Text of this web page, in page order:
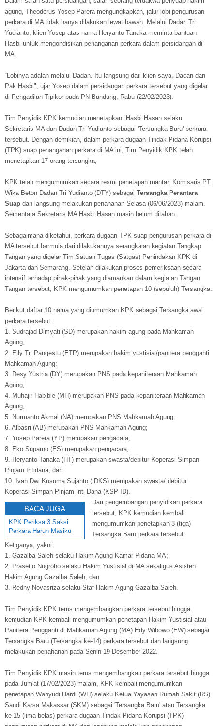
agung, Theodorus Yosep Parera mengungkapkan, jalur lobi pengurusan
perkara di MA tidak hanya dilakukan lewat bawah. Melalui Dadan Tri
Yudianto, klien Yosep atas nama Heryanto Tanaka meminta bantuan
Hasbi untuk mengondisikan penanganan perkara dalam persidangan di
MA.
“Lobinya adalah melalui Dadan. Itu langsung dari klien saya, Dadan dan
Pak Hasbi", ujar Yosep dalam persidangan perkara tersebut yang digelar
di Pengadilan Tipikor pada PN Bandung, Rabu (22/02/2023).
Tim Penyidik KPK kemudian menetapkan Hasbi Hasan selaku
Sekretaris MA dan Dadan Tri Yudianto sebagai 'Tersangka Baru' perkara
tersebut. Dengan demikian, dalam perkara dugaan Tindak Pidana Korupsi
(TPK) suap penanganan perkara di MA ini, Tim Penyidik KPK telah
menetapkan 17 orang tersangka,
KPK telah mengumumkan secara resmi penetapan mantan Komisaris PT.
Wika Beton Dadan Tri Yudianto (DTY) sebagai Tersangka Perantara
Suap dan langsung melakukan penahanan Selasa (06/06/2023) malam.
Sementara Sekretaris MA Hasbi Hasan masih belum ditahan.
Sebagaimana diketahui, perkara dugaan TPK suap pengurusan perkara di
MA tersebut bermula dari dilakukannya serangkaian kegiatan Tangkap
Tangan yang digelar Tim Satuan Tugas (Satgas) Penindakan KPK di
Jakarta dan Semarang. Setelah dilakukan proses pemeriksaan secara
intensif terhadap pihak-pihak yang diamankan dalam kegiatan Tangan
Tangan tersebut, KPK mengumumkan penetapan 10 (sepuluh) Tersangka.
Berikut daftar 10 nama yang diumumkan KPK sebagai Tersangka awal
perkara tersebut:
1. Sudrajad Dimyati (SD) merupakan hakim agung pada Mahkamah
Agung;
2. Elly Tri Pangestu (ETP) merupakan hakim yustisial/panitera pengganti
Mahkamah Agung;
3. Desy Yustria (DY) merupakan PNS pada kepaniteraan Mahkamah
Agung;
4. Muhajir Habibie (MH) merupakan PNS pada kepaniteraan Mahkamah
Agung;
5. Nurmanto Akmal (NA) merupakan PNS Mahkamah Agung;
6. Albasri (AB) merupakan PNS Mahkamah Agung;
7. Yosep Parera (YP) merupakan pengacara;
8. Eko Suparno (ES) merupakan pengacara;
9. Heryanto Tanaka (HT) merupakan swasta/debitur Koperasi Simpan
Pinjam Intidana; dan
10. Ivan Dwi Kusuma Sujanto (IDKS) merupakan swasta/ debitur
Koperasi Simpan Pinjam Inti Dana (KSP ID).
BACA JUGA
KPK Periksa 3 Saksi
Perkara Harun Masiku
Dari pengembangan penyidikan perkara
tersebut, KPK kemudian kembali
mengumumkan penetapkan 3 (tiga)
Tersangka Baru perkara tersebut.
Ketiganya, yakni:
1. Gazalba Saleh selaku Hakim Agung Kamar Pidana MA;
2. Prasetio Nugroho selaku Hakim Yustisial di MA sekaligus Asisten
Hakim Agung Gazalba Saleh; dan
3. Redhy Novasriza selaku Staf Hakim Agung Gazalba Saleh.
Tim Penyidik KPK terus mengembangkan perkara tersebut hingga
kemudian KPK kembali mengumumkan penetapan Hakim Yustisial atau
Panitera Pengganti di Mahkamah Agung (MA) Edy Wibowo (EW) sebagai
Tersangka Baru (Tersangka ke-14) perkara tersebut dan langsung
melakukan penahanan pada Senin 19 Desember 2022.
Tim Penyidik KPK masih terus mengembangkan perkara tersebut hingga
pada Jum'at (17/02/2023) malam, KPK kembali mengumumkan
penetapan Wahyudi Hardi (WH) selaku Ketua Yayasan Rumah Sakit (RS)
Sandi Karsa Makassar (SKM) sebagai 'Tersangka Baru' atau Tersangka
ke-15 (lima belas) perkara dugaan Tindak Pidana Korupsi (TPK)